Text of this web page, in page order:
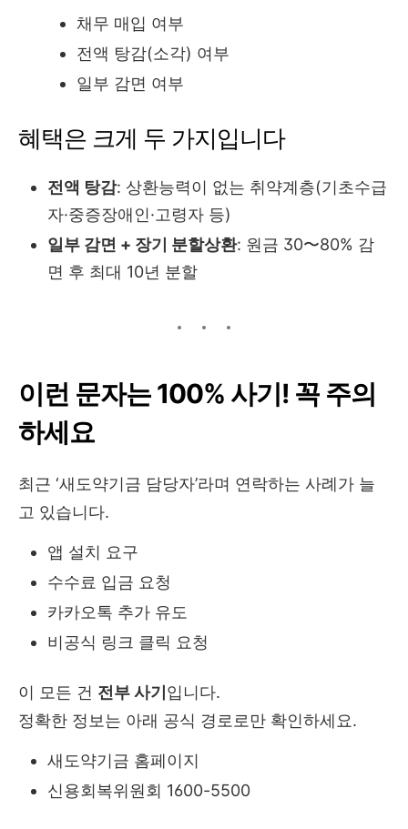
채무 매입 여부
전액 탕감(소각) 여부
일부 감면 여부
혜택은 크게 두 가지입니다
전액 탕감: 상환능력이 없는 취약계층(기초수급
자·중증장애인·고령자 등)
일부 감면 + 장기 분할상환: 원금 30〜80% 감
면 후 최대 10년 분할
이런 문자는 100% 사기! 꼭 주의
하세요
최근 ‘새도약기금 담당자’라며 연락하는 사례가 늘
고 있습니다.
앱 설치 요구
수수료 입금 요청
카카오톡 추가 유도
비공식 링크 클릭 요청
이 모든 건 전부 사기입니다.
정확한 정보는 아래 공식 경로로만 확인하세요.
새도약기금 홈페이지
신용회복위원회 1600-5500